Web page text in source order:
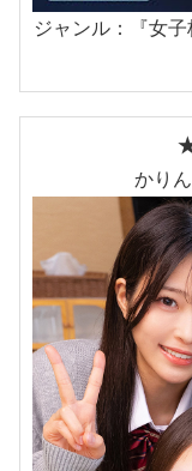
ジャンル：『女
かり